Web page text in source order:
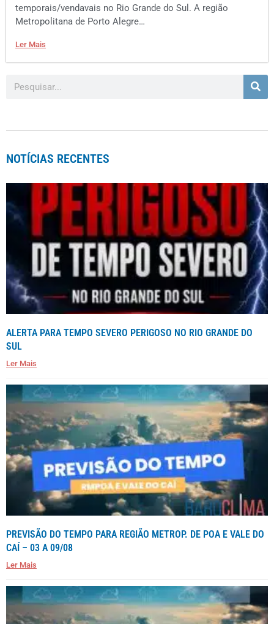
temporais/vendavais no Rio Grande do Sul. A região
Metropolitana de Porto Alegre…
Ler Mais
NOTÍCIAS RECENTES
ALERTA PARA TEMPO SEVERO PERIGOSO NO RIO GRANDE DO
SUL
Ler Mais
PREVISÃO DO TEMPO PARA REGIÃO METROP. DE POA E VALE DO
CAÍ – 03 A 09/08
Ler Mais